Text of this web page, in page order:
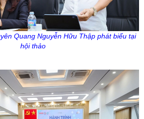
Quang Nguyễn Hữu Thập phát biểu tại
hội thảo